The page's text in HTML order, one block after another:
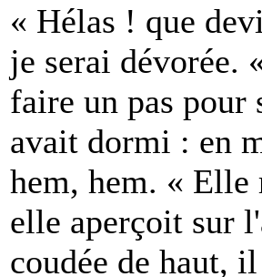
« Hélas ! que
je serai dévorée.
faire un pas pour
avait dormi : en
hem, hem. « Elle
elle aperçoit sur
coudée de haut,